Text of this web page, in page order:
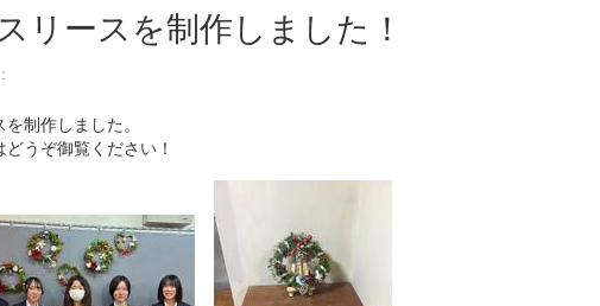
ースを制作しました！
制作しました。
うぞ御覧ください！